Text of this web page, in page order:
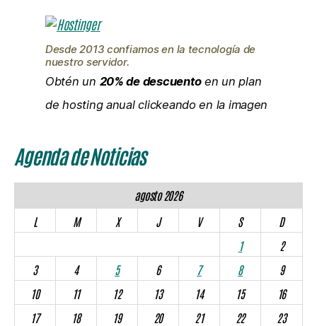
Desde 2013 confiamos en la tecnología de
nuestro servidor.
Obtén un 20% de descuentoen un plan
de hosting anual clickeando en la imagen
Agenda de Noticias
agosto 2026
L
M X J V S
D
1
2
3
4 5 6 7 8
9
10
11 12 13 14 15
16
17
18 19 20 21 22
23